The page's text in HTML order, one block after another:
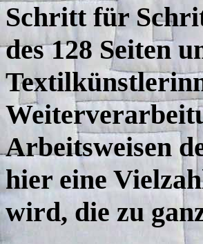
Schritt für
des 128 Seiten
Arbeitsweisen
hier eine
wird, die zu